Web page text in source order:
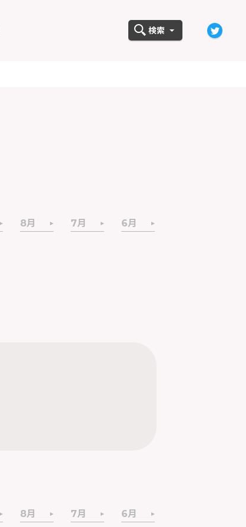
検索
8月 7月 6月
8月 7月 6月